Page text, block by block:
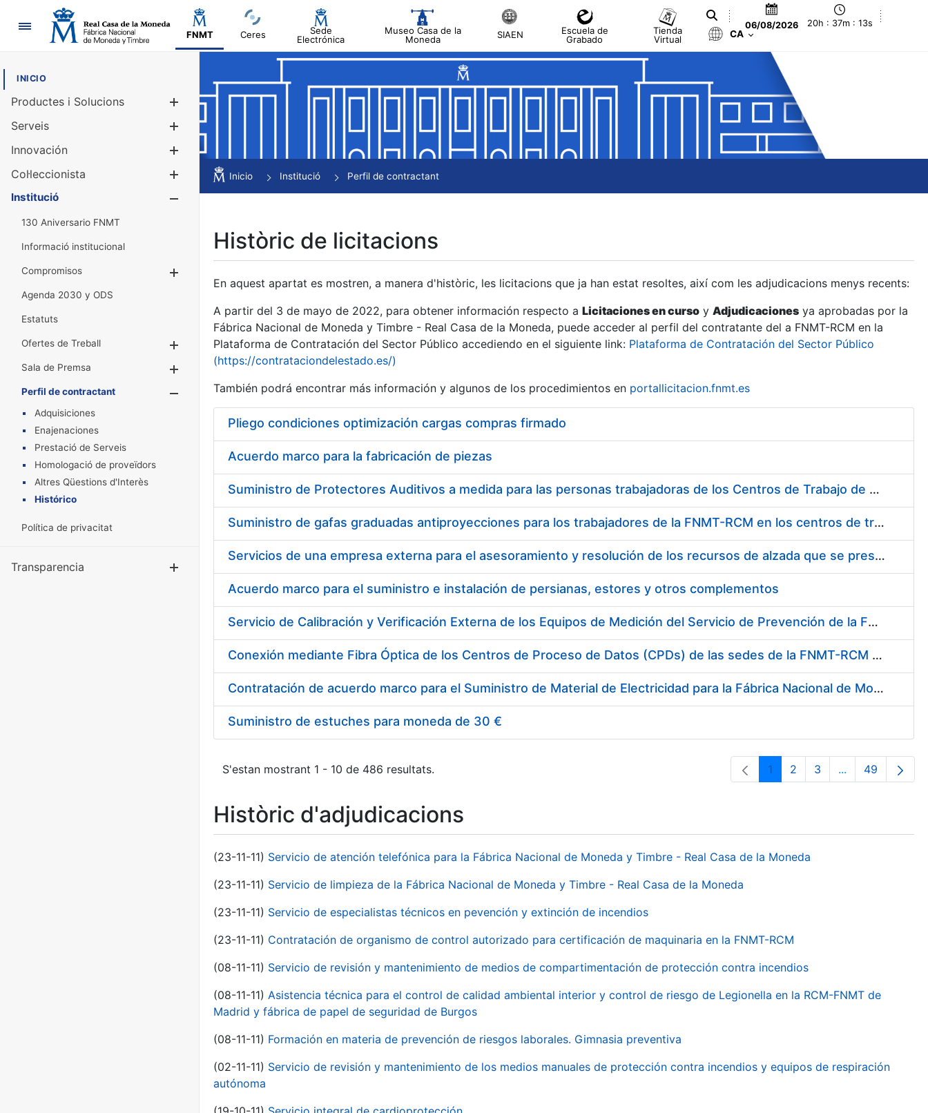
Navegació
FNMT Ceres
Sede
Electrónica
Museo Casa de la
Moneda
SIAEN
Escuela de
Grabado
Tienda
Virtual
06/08/2026 20h : 37m : 13s
CA
INICIO
Productes i Solucions
Mostra/Amaga
Serveis
Innovación
Col·leccionista
Mostra/Amaga
Institució
130 Aniversario FNMT
Informació institucional
Compromisos
Agenda 2030 y ODS
Estatuts
Ofertes de Treball
Mostra/Amaga
Sala de Premsa
Mostra/Amaga
Perfil de contractant
Mostra/Amaga
Adquisiciones
Enajenaciones
Prestació de Serveis
Homologació de proveïdors
Altres Qüestions d'Interès
Histórico
Política de privacitat
Transparencia
Inicio Institució Perfil de contractant
Històric de licitacions
En aquest apartat es mostren, a manera d'històric, les licitacions que ja han estat resoltes, així com les adjudicacions menys recents:
A partir del 3 de mayo de 2022, para obtener información respecto a Licitaciones en curso y Adjudicaciones ya aprobadas por la
Fábrica Nacional de Moneda y Timbre - Real Casa de la Moneda, puede acceder al perfil del contratante del a FNMT-RCM en la
Plataforma de Contratación del Sector Público accediendo en el siguiente link: Plataforma de Contratación del Sector Público
(https://contrataciondelestado.es/)
También podrá encontrar más información y algunos de los procedimientos en portallicitacion.fnmt.es
Pliego condiciones optimización cargas compras firmado
Acuerdo marco para la fabricación de piezas
Suministro de Protectores Auditivos a medida para las personas trabajadoras de los Centros de Trabajo de Madrid y Burgos
Suministro de gafas graduadas antiproyecciones para los trabajadores de la FNMT-RCM en los centros de trabajo de Madrid y Burgos
Servicios de una empresa externa para el asesoramiento y resolución de los recursos de alzada que se presentan relacionados con procesos de selección para la FNMT-RCM
Acuerdo marco para el suministro e instalación de persianas, estores y otros complementos
Servicio de Calibración y Verificación Externa de los Equipos de Medición del Servicio de Prevención de la FNMT-RCM
Conexión mediante Fibra Óptica de los Centros de Proceso de Datos (CPDs) de las sedes de la FNMT-RCM de Burgos y Madrid
Contratación de acuerdo marco para el Suministro de Material de Electricidad para la Fábrica Nacional de Moneda y Timbre-Real Casa de la Moneda en su centro de trabajo de Burgos
Suministro de estuches para moneda de 30 €
S'estan mostrant 1 - 10 de 486 resultats. Pàgina
1 Pàgina
2 Pàgina
3 ...PàginesPàgina
49
Històric d'adjudicacions
(23-11-11) Servicio de atención telefónica para la Fábrica Nacional de Moneda y Timbre - Real Casa de la Moneda
(23-11-11) Servicio de limpieza de la Fábrica Nacional de Moneda y Timbre - Real Casa de la Moneda
(23-11-11) Servicio de especialistas técnicos en pevención y extinción de incendios
(23-11-11) Contratación de organismo de control autorizado para certificación de maquinaria en la FNMT-RCM
(08-11-11) Servicio de revisión y mantenimiento de medios de compartimentación de protección contra incendios
(08-11-11) Asistencia técnica para el control de calidad ambiental interior y control de riesgo de Legionella en la RCM-FNMT de
Madrid y fábrica de papel de seguridad de Burgos
(08-11-11) Formación en materia de prevención de riesgos laborales. Gimnasia preventiva
(02-11-11) Servicio de revisión y mantenimiento de los medios manuales de protección contra incendios y equipos de respiración
autónoma